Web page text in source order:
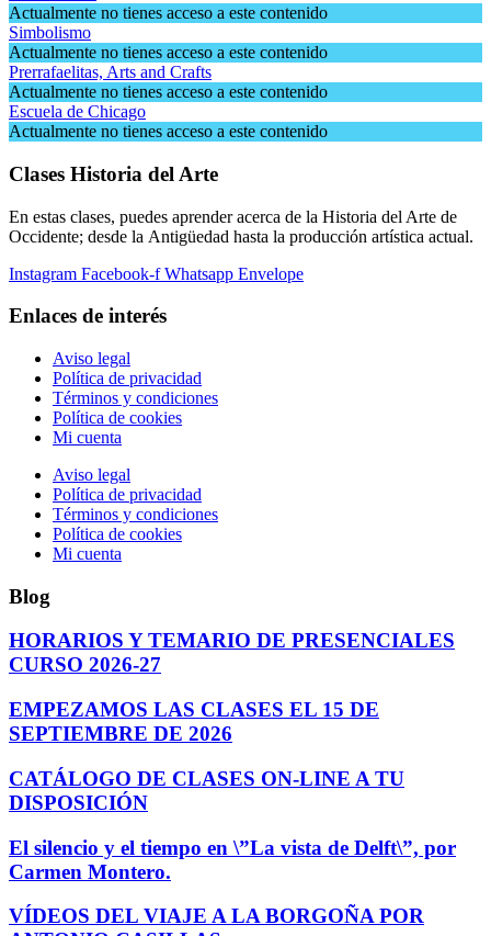
Actualmente no tienes acceso a este contenido
Simbolismo
Actualmente no tienes acceso a este contenido
Prerrafaelitas, Arts and Crafts
Actualmente no tienes acceso a este contenido
Escuela de Chicago
Actualmente no tienes acceso a este contenido
Clases Historia del Arte
En estas clases, puedes aprender acerca de la Historia del Arte de
Occidente; desde la Antigüedad hasta la producción artística actual.
Instagram Facebook-f Whatsapp Envelope
Enlaces de interés
Aviso legal
Política de privacidad
Términos y condiciones
Política de cookies
Mi cuenta
Aviso legal
Política de privacidad
Términos y condiciones
Política de cookies
Mi cuenta
Blog
HORARIOS Y TEMARIO DE PRESENCIALES
CURSO 2026-27
EMPEZAMOS LAS CLASES EL 15 DE
SEPTIEMBRE DE 2026
CATÁLOGO DE CLASES ON-LINE A TU
DISPOSICIÓN
El silencio y el tiempo en \”La vista de Delft\”, por
Carmen Montero.
VÍDEOS DEL VIAJE A LA BORGOÑA POR